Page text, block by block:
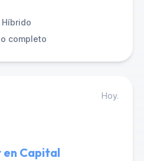
completo
Hoy.
Capital